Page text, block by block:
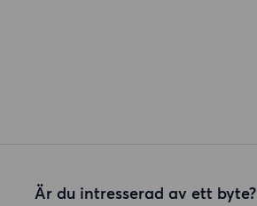
Är du intresserad av ett byte?